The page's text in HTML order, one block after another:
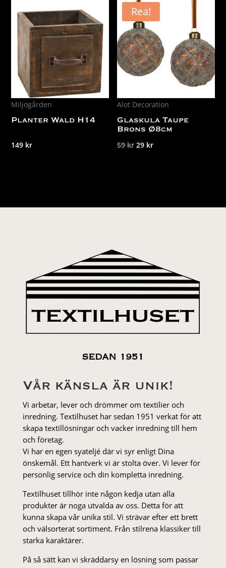
49 kr.
Miljögården
Planter Wald H14
149 kr
Rea!
Alot Decoration
Glaskula Taupe
Brons Ø8cm
59kr Det
29 krDet
SEDAN 1951
Vår känsla är unik!
Vi arbetar, lever och drömmer om textilier och
inredning. Textilhuset har sedan 1951 verkat för att
skapa textillösningar och vacker inredning till hem
och företag.
Vi har en egen syateljé där vi syr enligt Dina
önskemål. Ett hantverk vi är stolta över. Vi lever för
personlig service och din kompletta inredning.
Textilhuset tillhör inte någon kedja utan alla
produkter är noga utvalda av oss. Detta för att
kunna skapa vår unika stil. Vi strä­var efter ett brett
och välsorterat sor­ti­ment. Från stil­rena klas­siker till
starka karaktärer.
På så sätt kan vi skräddarsy en lösning som passar